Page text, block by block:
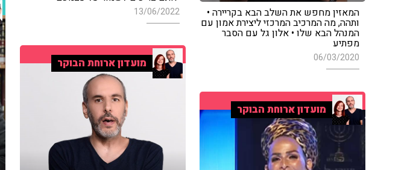
13/06/2022 המאזין מחפש את השלב הבא בקריירה •
ותהה, מה המרכיב המרכזי ליצירת אמון עם
המנהל הבא שלו • אלון גל עם הסבר
מפתיע
06/03/2020 מועדון ארוחת הבוקר
מועדון ארוחת הבוקר